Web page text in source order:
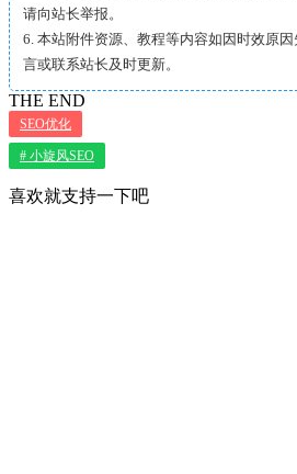
请向站长举报。
6. 本站附件资源、教程等内容如因时效原
言或联系站长及时更新。
THE END
SEO优化
# 小旋风SEO
喜欢就支持一下吧